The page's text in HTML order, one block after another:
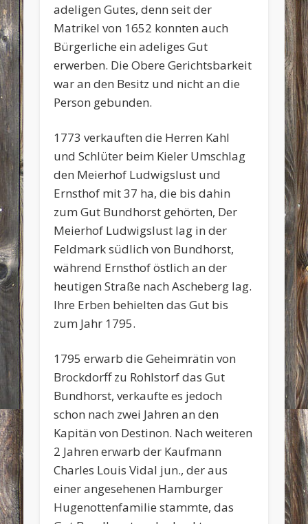
adeligen Gutes, denn seit der
Matrikel von 1652 konnten auch
Bürgerliche ein adeliges Gut
erwerben. Die Obere Gerichtsbarkeit
war an den Besitz und nicht an die
Person gebunden.
1773 verkauften die Herren Kahl
und Schlüter beim Kieler Umschlag
den Meierhof Ludwigslust und
Ernsthof mit 37 ha, die bis dahin
zum Gut Bundhorst gehörten, Der
Meierhof Ludwigslust lag in der
Feldmark südlich von Bundhorst,
während Ernsthof östlich an der
heutigen Straße nach Ascheberg lag.
Ihre Erben behielten das Gut bis
zum Jahr 1795.
1795 erwarb die Geheimrätin von
Brockdorff zu Rohlstorf das Gut
Bundhorst, verkaufte es jedoch
schon nach zwei Jahren an den
Kapitän von Destinon. Nach weiteren
2 Jahren erwarb der Kaufmann
Charles Louis Vidal jun., der aus
einer angesehenen Hamburger
Hugenottenfamilie stammte, das